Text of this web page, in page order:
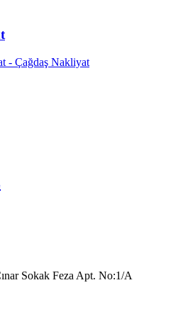
Sokak Feza Apt. No:1/A